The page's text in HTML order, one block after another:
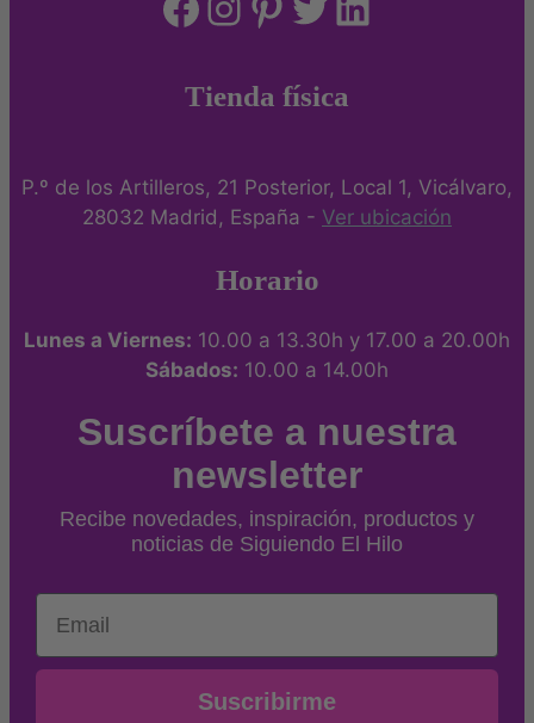
la
de
producto
Tienda física
P.º de los Artilleros, 21 Posterior, Local 1, Vicálvaro,
28032 Madrid, España - Ver ubicación
Horario
Lunes a Viernes: 10.00 a 13.30h y 17.00 a 20.00h
Sábados: 10.00 a 14.00h
Suscríbete a nuestra
newsletter
Recibe novedades, inspiración, productos y
noticias de Siguiendo El Hilo
Email
Suscribirme